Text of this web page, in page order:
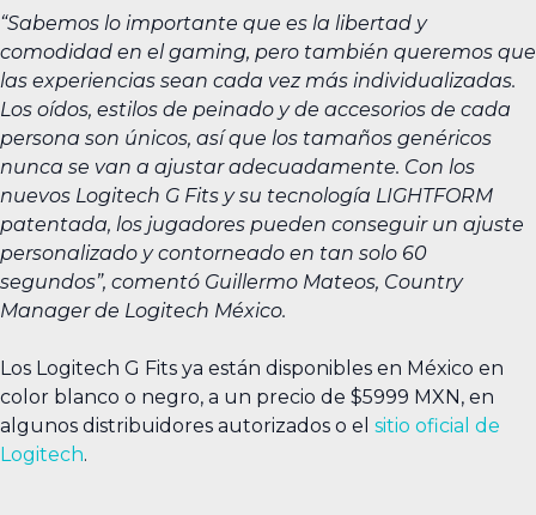
“Sabemos lo importante que es la libertad y
comodidad en el gaming, pero también queremos que
las experiencias sean cada vez más individualizadas.
Los oídos, estilos de peinado y de accesorios de cada
persona son únicos, así que los tamaños genéricos
nunca se van a ajustar adecuadamente. Con los
nuevos Logitech G Fits y su tecnología LIGHTFORM
patentada, los jugadores pueden conseguir un ajuste
personalizado y contorneado en tan solo 60
segundos”, comentó Guillermo Mateos, Country
Manager de Logitech México.
Los Logitech G Fits ya están disponibles en México en
color blanco o negro, a un precio de $5999 MXN, en
algunos distribuidores autorizados o el sitio oficial de
Logitech.